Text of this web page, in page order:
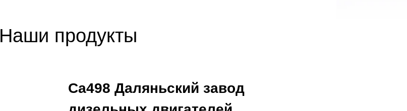
Наши продукты
Ca498 Даляньский завод